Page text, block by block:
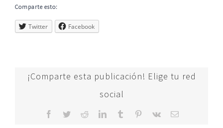
Comparte esto:
Twitter Facebook
¡Comparte esta publicación! Elige tu red
social
Facebook
TwitterRedditLinkedInTumblr Pinterest
Vk
Correo